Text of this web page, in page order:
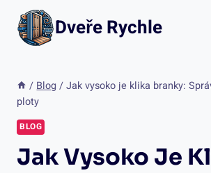
Přeskočit
obsah
Dveře Rychle
/ Blog / Jak vysoko je klika branky:
ploty
BLOG
Jak Vysoko Je